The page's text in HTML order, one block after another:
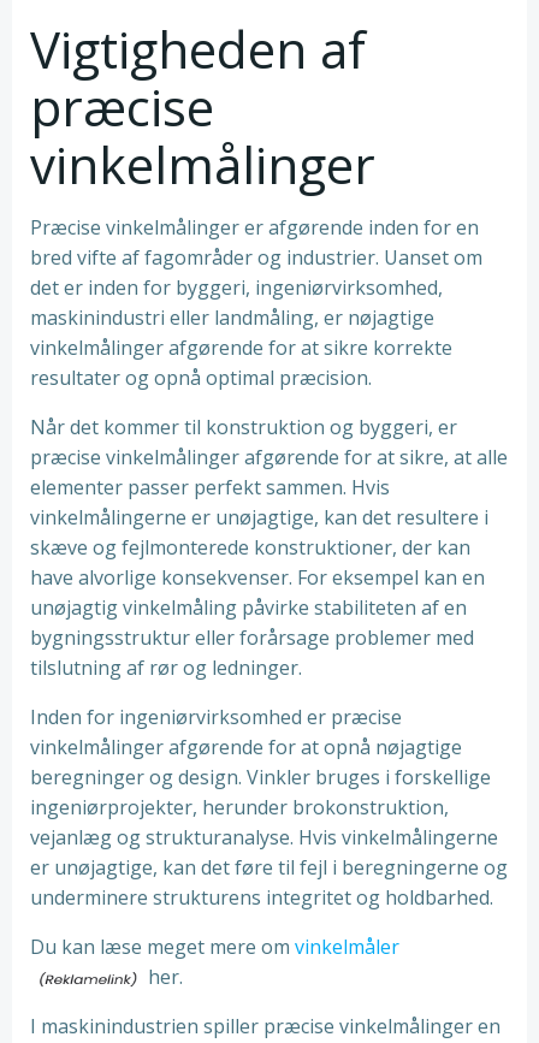
Vigtigheden af
præcise
vinkelmålinger
Præcise vinkelmålinger er afgørende inden for en
bred vifte af fagområder og industrier. Uanset om
det er inden for byggeri, ingeniørvirksomhed,
maskinindustri eller landmåling, er nøjagtige
vinkelmålinger afgørende for at sikre korrekte
resultater og opnå optimal præcision.
Når det kommer til konstruktion og byggeri, er
præcise vinkelmålinger afgørende for at sikre, at alle
elementer passer perfekt sammen. Hvis
vinkelmålingerne er unøjagtige, kan det resultere i
skæve og fejlmonterede konstruktioner, der kan
have alvorlige konsekvenser. For eksempel kan en
unøjagtig vinkelmåling påvirke stabiliteten af en
bygningsstruktur eller forårsage problemer med
tilslutning af rør og ledninger.
Inden for ingeniørvirksomhed er præcise
vinkelmålinger afgørende for at opnå nøjagtige
beregninger og design. Vinkler bruges i forskellige
ingeniørprojekter, herunder brokonstruktion,
vejanlæg og strukturanalyse. Hvis vinkelmålingerne
er unøjagtige, kan det føre til fejl i beregningerne og
underminere strukturens integritet og holdbarhed.
Du kan læse meget mere om vinkelmåler
her.
I maskinindustrien spiller præcise vinkelmålinger en